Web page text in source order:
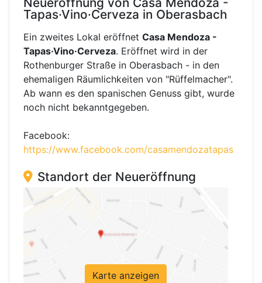
Tapas·Vino·Cerveza in Oberasbach
Ein zweites Lokal eröffnet Casa Mendoza -
Tapas·Vino·Cerveza. Eröffnet wird in der
Rothenburger Straße in Oberasbach - in den
ehemaligen Räumlichkeiten von "Rüffelmacher".
Ab wann es den spanischen Genuss gibt, wurde
noch nicht bekanntgegeben.
Facebook:
https://www.facebook.com/casamendozatapas
Standort der Neueröffnung
Karte anzeigen